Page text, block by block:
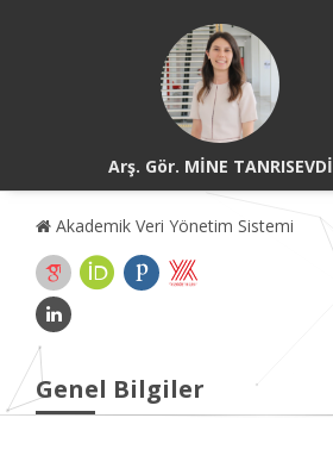
Arş. Gör. MİNE TANRISEVDİ
Akademik Veri Yönetim Sistemi
Genel Bilgiler